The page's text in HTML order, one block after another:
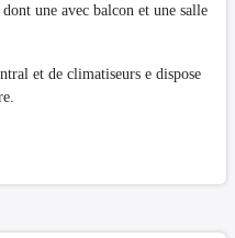
une avec balcon et une salle
et de climatiseurs e dispose